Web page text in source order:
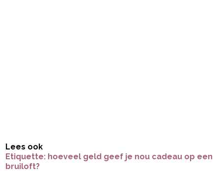
Lees ook
Etiquette: hoeveel geld geef je nou cadeau op een
bruiloft?